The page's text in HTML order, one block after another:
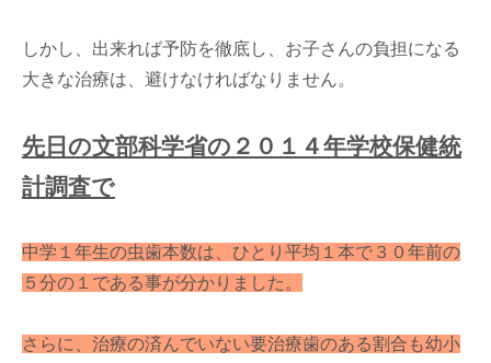
しかし、出来れば予防を徹底し、お子さんの負担になる
大きな治療は、避けなければなりません。
先日の文部科学省の２０１４年学校保健統
計調査で
中学１年生の虫歯本数は、ひとり平均１本で３０年前の
５分の１である事が分かりました。
さらに、治療の済んでいない要治療歯のある割合も幼小